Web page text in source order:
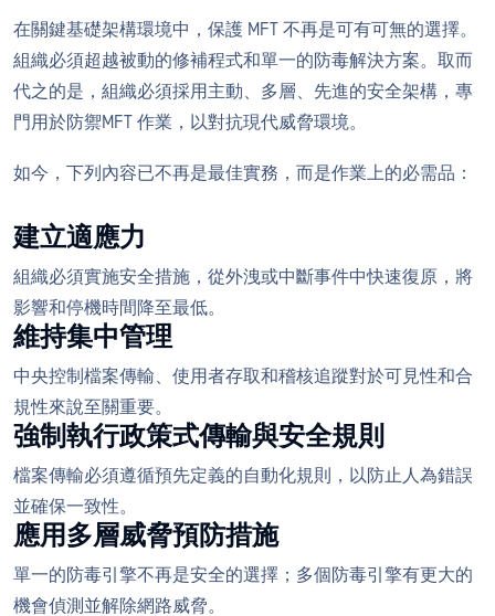
在關鍵基礎架構環境中，保護 MFT 不再是可有可無的選擇。
組織必須超越被動的修補程式和單一的防毒解決方案。取而
代之的是，組織必須採用主動、多層、先進的安全架構，專
門用於防禦MFT 作業，以對抗現代威脅環境。
如今，下列內容已不再是最佳實務，而是作業上的必需品：
建立適應力
組織必須實施安全措施，從外洩或中斷事件中快速復原，將
影響和停機時間降至最低。
維持集中管理
中央控制檔案傳輸、使用者存取和稽核追蹤對於可見性和合
規性來說至關重要。
強制執行政策式傳輸與安全規則
檔案傳輸必須遵循預先定義的自動化規則，以防止人為錯誤
並確保一致性。
應用多層威脅預防措施
單一的防毒引擎不再是安全的選擇；多個防毒引擎有更大的
機會偵測並解除網路威脅。